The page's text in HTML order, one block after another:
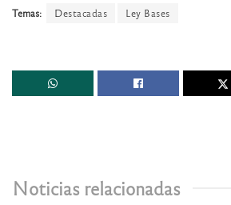
Temas: Destacadas Ley Bases
Noticias relacionadas